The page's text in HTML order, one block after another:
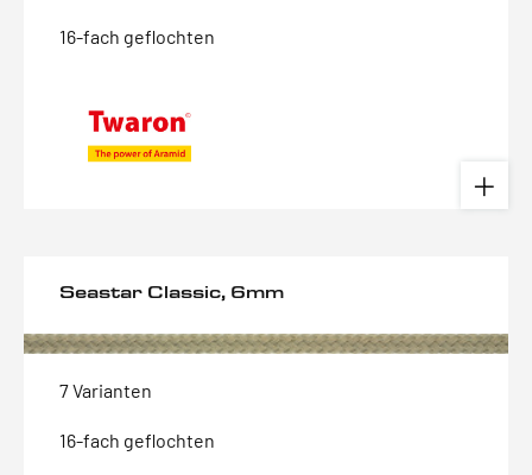
16-fach geflochten
Seastar Classic, 6mm
7 Varianten
16-fach geflochten